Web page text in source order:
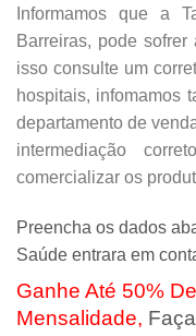
Informamos que a
Barreiras, pode
isso consulte um
hospitais, infomamos
departamento de
intermediação
comercializar os
Preencha os dados
Saúde entrara em
Ganhe Até 50%
Mensalidade,